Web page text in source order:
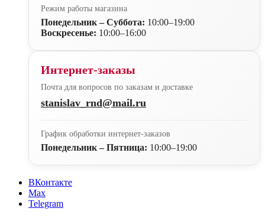
Режим работы магазина
Понедельник – Суббота: 10:00–19:00
Воскресенье: 10:00–16:00
Интернет-заказы
Почта для вопросов по заказам и доставке
stanislav_rnd@mail.ru
График обработки интернет-заказов
Понедельник – Пятница: 10:00–19:00
ВКонтакте
Max
Telegram